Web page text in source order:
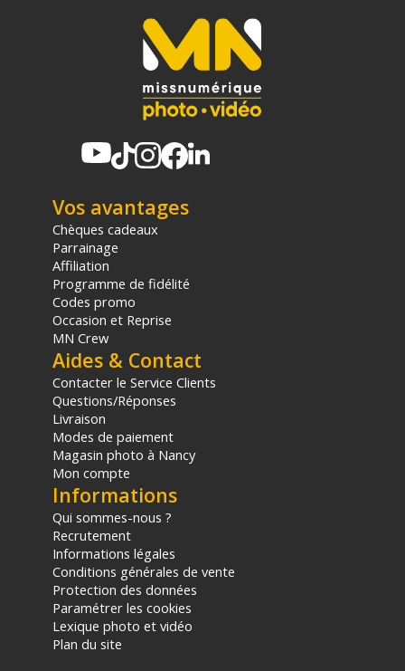
To - Disque dur SSD - Achat & prix :6941590030722
(1) Offre valable jusqu'au 31 Décembre 2030 à partir de 49 euros
d'achat, sur la base d'une expédition Chronopost 24H vers un point
relais situé en France continentale uniquement, valable uniquement
(2) Nombre de points Fidélité estimés, hors remises au panier, basé
sur le prix TTC en €, les points seront effectivement calculés dans le
Vos avantages
Chèques cadeaux
Parrainage
Affiliation
Programme de fidélité
Codes promo
Occasion et Reprise
MN Crew
Aides & Contact
Contacter le Service Clients
Questions/Réponses
Livraison
Modes de paiement
Magasin photo à Nancy
Mon compte
Informations
Qui sommes-nous ?
Recrutement
Informations légales
Conditions générales de vente
Protection des données
Paramétrer les cookies
Lexique photo et vidéo
Plan du site